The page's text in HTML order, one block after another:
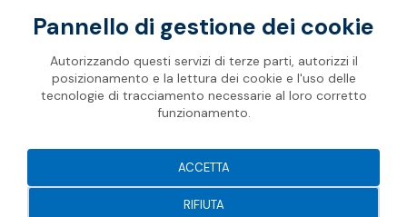
Soprema 2026
Pannello di gestione dei cookie
Autorizzando questi servizi di terze parti, autorizzi il
posizionamento e la lettura dei cookie e l'uso delle
tecnologie di tracciamento necessarie al loro corretto
funzionamento.
RIFIUTA
ACCETTA